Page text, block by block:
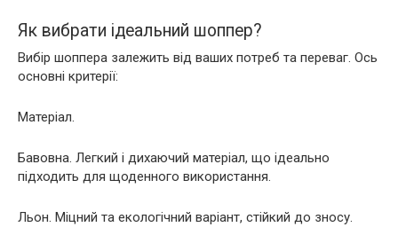
Як вибрати ідеальний шоппер?
Вибір шоппера залежить від ваших потреб та переваг. Ось
основні критерії:
Матеріал.
Бавовна. Легкий і дихаючий матеріал, що ідеально
підходить для щоденного використання.
Льон. Міцний та екологічний варіант, стійкий до зносу.